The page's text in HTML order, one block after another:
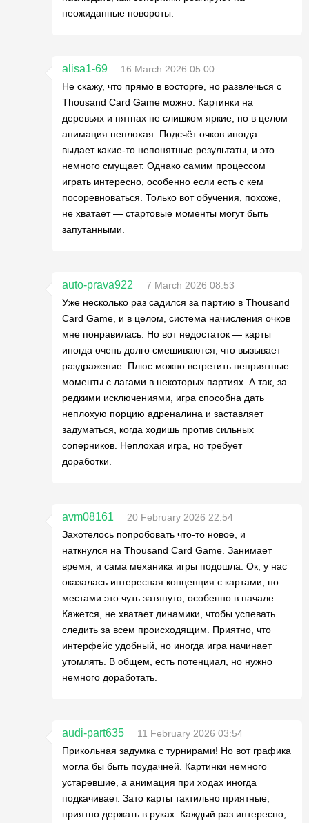
неожиданные повороты.
alisa1-69
16 March 2026 05:00
Не скажу, что прямо в восторге, но развлечься с
Thousand Card Game можно. Картинки на
деревьях и пятнах не слишком яркие, но в целом
анимация неплохая. Подсчёт очков иногда
выдает какие-то непонятные результаты, и это
немного смущает. Однако самим процессом
играть интересно, особенно если есть с кем
посоревноваться. Только вот обучения, похоже,
не хватает — стартовые моменты могут быть
запутанными.
auto-prava922
7 March 2026 08:53
Уже несколько раз садился за партию в Thousand
Card Game, и в целом, система начисления очков
мне понравилась. Но вот недостаток — карты
иногда очень долго смешиваются, что вызывает
раздражение. Плюс можно встретить неприятные
моменты с лагами в некоторых партиях. А так, за
редкими исключениями, игра способна дать
неплохую порцию адреналина и заставляет
задуматься, когда ходишь против сильных
соперников. Неплохая игра, но требует
доработки.
avm08161
20 February 2026 22:54
Захотелось попробовать что-то новое, и
наткнулся на Thousand Card Game. Занимает
время, и сама механика игры подошла. Ок, у нас
оказалась интересная концепция с картами, но
местами это чуть затянуто, особенно в начале.
Кажется, не хватает динамики, чтобы успевать
следить за всем происходящим. Приятно, что
интерфейс удобный, но иногда игра начинает
утомлять. В общем, есть потенциал, но нужно
немного доработать.
audi-part635
11 February 2026 03:54
Прикольная задумка с турнирами! Но вот графика
могла бы быть поудачней. Картинки немного
устаревшие, а анимация при ходах иногда
подкачивает. Зато карты тактильно приятные,
приятно держать в руках. Каждый раз интересно,